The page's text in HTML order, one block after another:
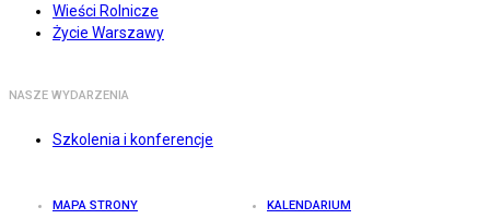
Wieści Rolnicze
Życie Warszawy
NASZE WYDARZENIA
Szkolenia i konferencje
MAPA STRONY KALENDARIUM